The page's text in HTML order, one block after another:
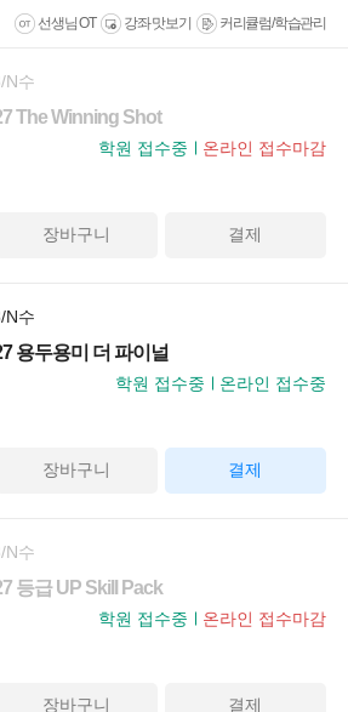
선생님 OT 강좌 맛보기 커리큘럼/학습관리
N수
The Winning Shot
학원 접수중 온라인 접수마감
장바구니 결제
N수
용두용미 더 파이널
학원 접수중 온라인 접수중
장바구니 결제
N수
등급 UP Skill Pack
학원 접수중 온라인 접수마감
장바구니 결제